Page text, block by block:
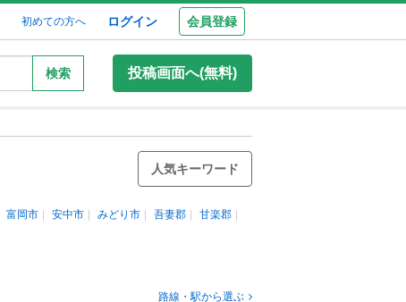
初めての方へ ログイン 会員登録
検索 投稿画面へ(無料)
人気キーワード
富岡市 安中市 みどり市 吾妻郡
甘楽郡
路線・駅から選ぶ